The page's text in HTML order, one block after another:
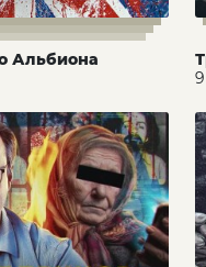
Альбиона